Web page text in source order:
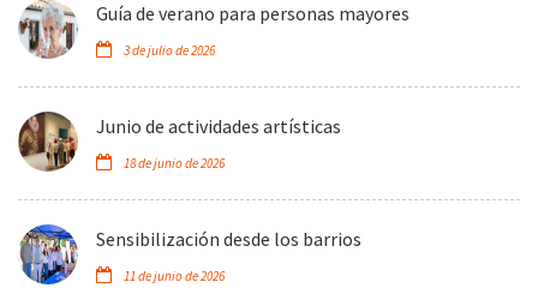
Guía de verano para personas mayores
3 de julio de 2026
Junio de actividades artísticas
18 de junio de 2026
Sensibilización desde los barrios
11 de junio de 2026